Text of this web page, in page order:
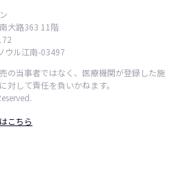
大路363 11階
ウル江南-03497
の当事者ではなく、医療機関が登録した施
対して責任を負いかねます。
こちら